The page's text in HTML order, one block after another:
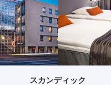
スカンディック